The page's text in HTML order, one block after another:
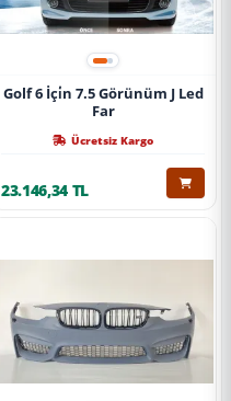
Golf 6 İçi̇n 7.5 Görünüm J Led
Far
Ücretsiz Kargo
23.146,34 TL